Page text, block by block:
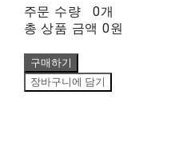
주문 수량
0개
총 상품 금액 0원
구매하기
장바구니에 담기